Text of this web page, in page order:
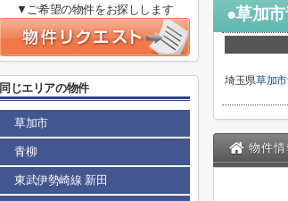
●草加
埼玉県草加市
物件情
▼ご希望の物件をお探しします
同じエリアの物件
草加市
青柳
東武伊勢崎線 新田